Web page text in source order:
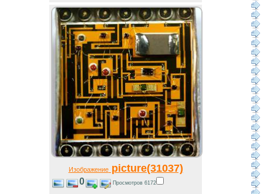
Изображениеpicture(31037)
0 Просмотров 6172